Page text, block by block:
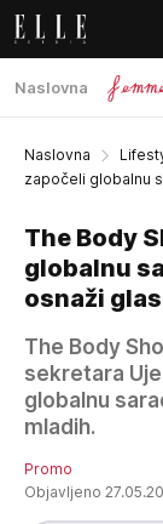
Naslovna
Naslovna
započeli globalnu
The Body
globalnu
osnaži
The Body
sekretara
globalnu
mladih.
Promo
Objavljeno